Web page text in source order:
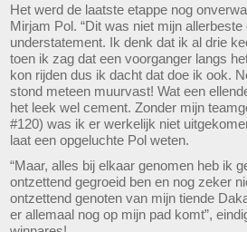
Het werd de laatste etappe nog
Mirjam Pol. “Dit was niet mijn
understatement. Ik denk dat ik al drie
toen ik zag dat een voorganger langs
kon rijden dus ik dacht dat doe ik ook.
stond meteen muurvast! Wat een
het leek wel cement. Zonder mijn
#120) was ik er werkelijk niet
laat een opgeluchte Pol weten.
“Maar, alles bij elkaar genomen heb ik
ontzettend gegroeid ben en nog zeker
ontzettend genoten van mijn tiende
er allemaal nog op mijn pad komt”,